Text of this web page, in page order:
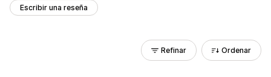
Escribir una reseña
Refinar Ordenar